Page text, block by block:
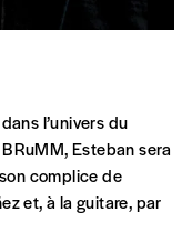
l’univers du
Esteban sera
complice de
et, à la guitare, par